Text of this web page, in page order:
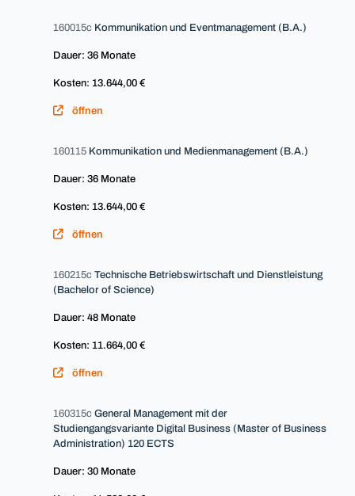
160015c Kommunikation und Eventmanagement (B.A.)
Dauer: 36 Monate
Kosten: 13.644,00 €
öffnen
160115 Kommunikation und Medienmanagement (B.A.)
Dauer: 36 Monate
Kosten: 13.644,00 €
öffnen
160215c Technische Betriebswirtschaft und Dienstleistung
(Bachelor of Science)
Dauer: 48 Monate
Kosten: 11.664,00 €
öffnen
160315c General Management mit der
Studiengangsvariante Digital Business (Master of Business
Administration) 120 ECTS
Dauer: 30 Monate